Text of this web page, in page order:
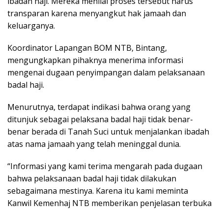
transparan karena menyangkut hak jamaah dan
keluarganya.
Koordinator Lapangan BOM NTB, Bintang,
mengungkapkan pihaknya menerima informasi
mengenai dugaan penyimpangan dalam pelaksanaan
badal haji.
Menurutnya, terdapat indikasi bahwa orang yang
ditunjuk sebagai pelaksana badal haji tidak benar-
benar berada di Tanah Suci untuk menjalankan ibadah
atas nama jamaah yang telah meninggal dunia.
“Informasi yang kami terima mengarah pada dugaan
bahwa pelaksanaan badal haji tidak dilakukan
sebagaimana mestinya. Karena itu kami meminta
Kanwil Kemenhaj NTB memberikan penjelasan terbuka